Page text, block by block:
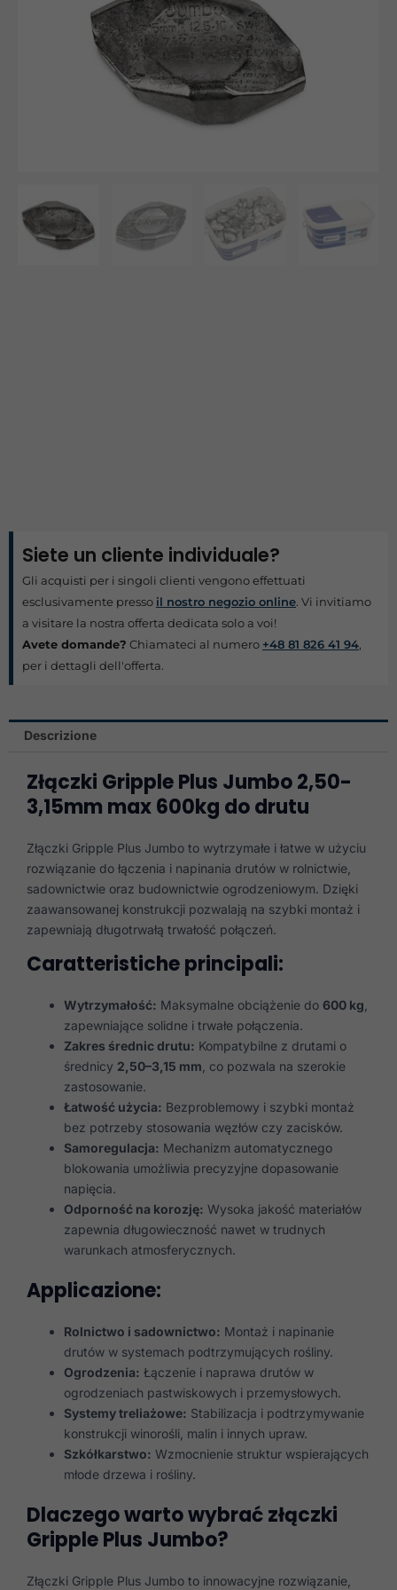
Siete un cliente individuale?
Gli acquisti per i singoli clienti vengono effettuati
esclusivamente presso il nostro negozio online. Vi invitiamo
a visitare la nostra offerta dedicata solo a voi!
Avete domande? Chiamateci al numero +48 81 826 41 94,
per i dettagli dell'offerta.
Descrizione
Złączki Gripple Plus Jumbo 2,50-
3,15mm max 600kg do drutu
Złączki Gripple Plus Jumbo to wytrzymałe i łatwe w użyciu
rozwiązanie do łączenia i napinania drutów w rolnictwie,
sadownictwie oraz budownictwie ogrodzeniowym. Dzięki
zaawansowanej konstrukcji pozwalają na szybki montaż i
zapewniają długotrwałą trwałość połączeń.
Caratteristiche principali:
Wytrzymałość: Maksymalne obciążenie do 600 kg
zapewniające solidne i trwałe połączenia.
Zakres średnic drutu: Kompatybilne z drutami o
średnicy 2,50–3,15 mm , co pozwala na szerokie
zastosowanie.
Łatwość użycia: Bezproblemowy i szybki montaż
bez potrzeby stosowania węzłów czy zacisków.
Samoregulacja: Mechanizm automatycznego
blokowania umożliwia precyzyjne dopasowanie
napięcia.
Odporność na korozję: Wysoka jakość materiałów
zapewnia długowieczność nawet w trudnych
warunkach atmosferycznych.
Applicazione:
Rolnictwo i sadownictwo: Montaż i napinanie
drutów w systemach podtrzymujących rośliny.
Ogrodzenia: Łączenie i naprawa drutów w
ogrodzeniach pastwiskowych i przemysłowych.
Systemy treliażowe: Stabilizacja i podtrzymywanie
konstrukcji winorośli, malin i innych upraw.
Szkółkarstwo: Wzmocnienie struktur wspierających
młode drzewa i rośliny.
Dlaczego warto wybrać złączki
Gripple Plus Jumbo?
Złączki Gripple Plus Jumbo to innowacyjne rozwiązanie,